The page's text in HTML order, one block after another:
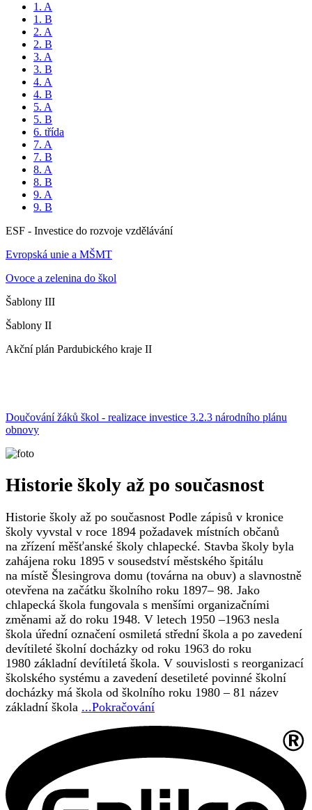
1. A
1. B
2. A
2. B
3. A
3. B
4. A
4. B
5. A
5. B
6. třída
7. A
7. B
8. A
8. B
9. A
9. B
ESF - Investice do rozvoje vzdělávání
Evropská unie a MŠMT
Ovoce a zelenina do škol
Šablony III
Šablony II
Akční plán Pardubického kraje II
Doučování žáků škol - realizace investice 3.2.3 národního plánu
obnovy
Historie školy až po současnost
Historie školy až po současnost Podle zápisů v kronice
školy vyvstal v roce 1894 požadavek místních občanů
na zřízení měšťanské školy chlapecké. Stavba školy byla
zahájena roku 1895 v sousedství městského špitálu
na místě Šlesingrova domu (továrna na obuv) a slavnostně
otevřena na začátku školního roku 1897– 98. Jako
chlapecká škola fungovala s menšími organizačními
změnami až do roku 1948. V letech 1950 –1963 nesla
škola úřední označení osmiletá střední škola a po zavedení
devítileté školní docházky od roku 1963 do roku
1980 základní devítiletá škola. V souvislosti s reorganizací
školského systému a zavedení desetileté povinné školní
docházky má škola od školního roku 1980 – 81 název
základní škola ...Pokračování